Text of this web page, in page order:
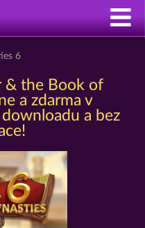
6
& the Book of
a zdarma v
a bez